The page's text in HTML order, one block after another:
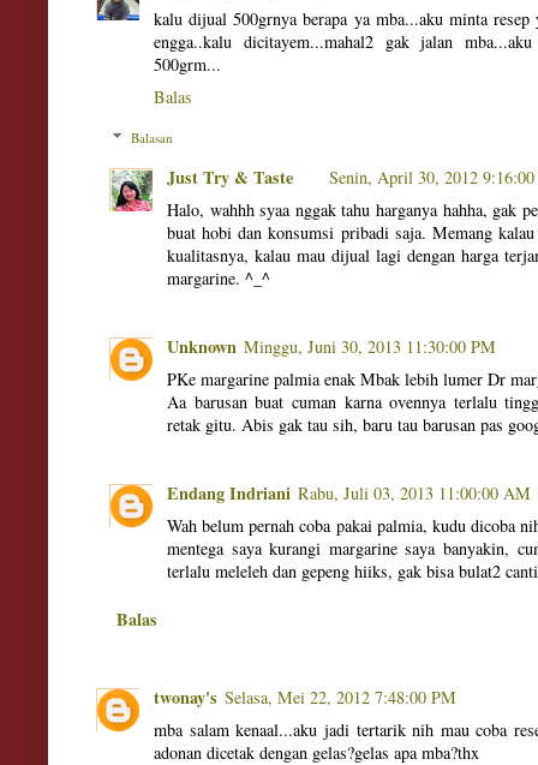
kalu dijual 500grnya berapa ya mba...aku minta
engga..kalu dicitayem...mahal2 gak jalan
500grm...
Balas
Balasan
Just Try & Taste
Senin, April 30, 2012
Halo, wahhh syaa nggak tahu harganya hahha, gak
buat hobi dan konsumsi pribadi saja. Memang
kualitasnya, kalau mau dijual lagi dengan harga
margarine. ^_^
Unknown Minggu, Juni 30, 2013 11:30:00 PM
PKe margarine palmia enak Mbak lebih lumer Dr
Aa barusan buat cuman karna ovennya terlalu
retak gitu. Abis gak tau sih, baru tau barusan pas
Endang Indriani Rabu, Juli 03, 2013 11:00:00 AM
Wah belum pernah coba pakai palmia, kudu dicoba
mentega saya kurangi margarine saya banyakin,
terlalu meleleh dan gepeng hiiks, gak bisa bulat2
Balas
twonay's Selasa, Mei 22, 2012 7:48:00 PM
mba salam kenaal...aku jadi tertarik nih mau coba
adonan dicetak dengan gelas?gelas apa mba?thx